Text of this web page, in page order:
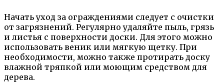
Начать уход за ограждениями следует с очистки
от загрязнений. Регулярно удаляйте пыль, грязь
и листья с поверхности доски. Для этого можно
использовать веник или мягкую щетку. При
необходимости, можно также протирать доску
влажной тряпкой или моющим средством для
дерева.